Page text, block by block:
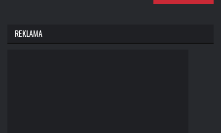
REKLAMA